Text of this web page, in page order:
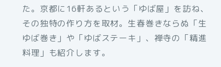
た。京都に16軒あるという「ゆば屋」を訪ね、
その独特の作り方を取材。生春巻きならぬ「生
ゆば巻き」や「ゆばステーキ」、禅寺の「精進
料理」も紹介します。